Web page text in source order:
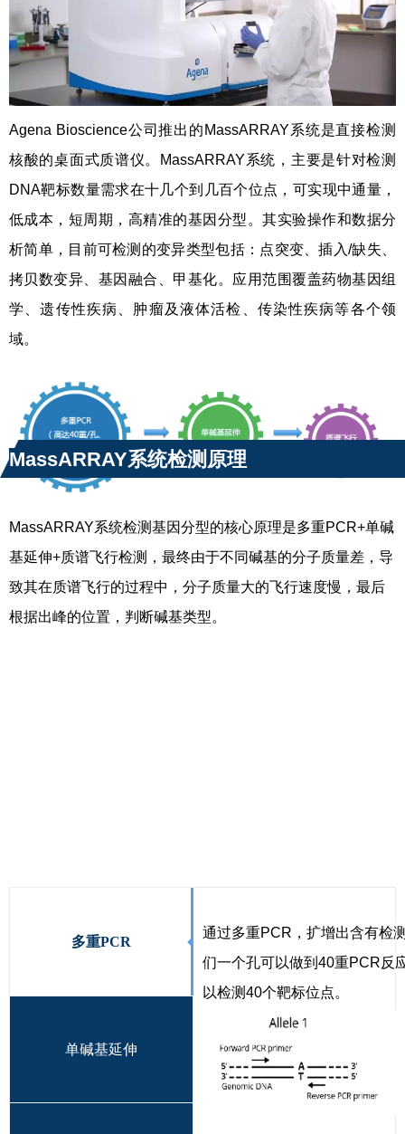
Agena Bioscience公司推出的MassARRAY系统是直接检测
核酸的桌面式质谱仪。MassARRAY系统，主要是针对检测
DNA靶标数量需求在十几个到几百个位点，可实现中通量，
低成本，短周期，高精准的基因分型。其实验操作和数据分
析简单，目前可检测的变异类型包括：点突变、插入/缺失、
拷贝数变异、基因融合、甲基化。应用范围覆盖药物基因组
学、遗传性疾病、肿瘤及液体活检、传染性疾病等各个领
域。
多重PCR
单碱基延伸
通过多重PCR，扩增出含有检
们一个孔可以做到40重PCR反
以检测40个靶标位点。
MassARRAY系统检测原理
MassARRAY系统检测基因分型的核心原理是多重PCR+单碱
基延伸+质谱飞行检测，最终由于不同碱基的分子质量差，导
致其在质谱飞行的过程中，分子质量大的飞行速度慢，最后
根据出峰的位置，判断碱基类型。